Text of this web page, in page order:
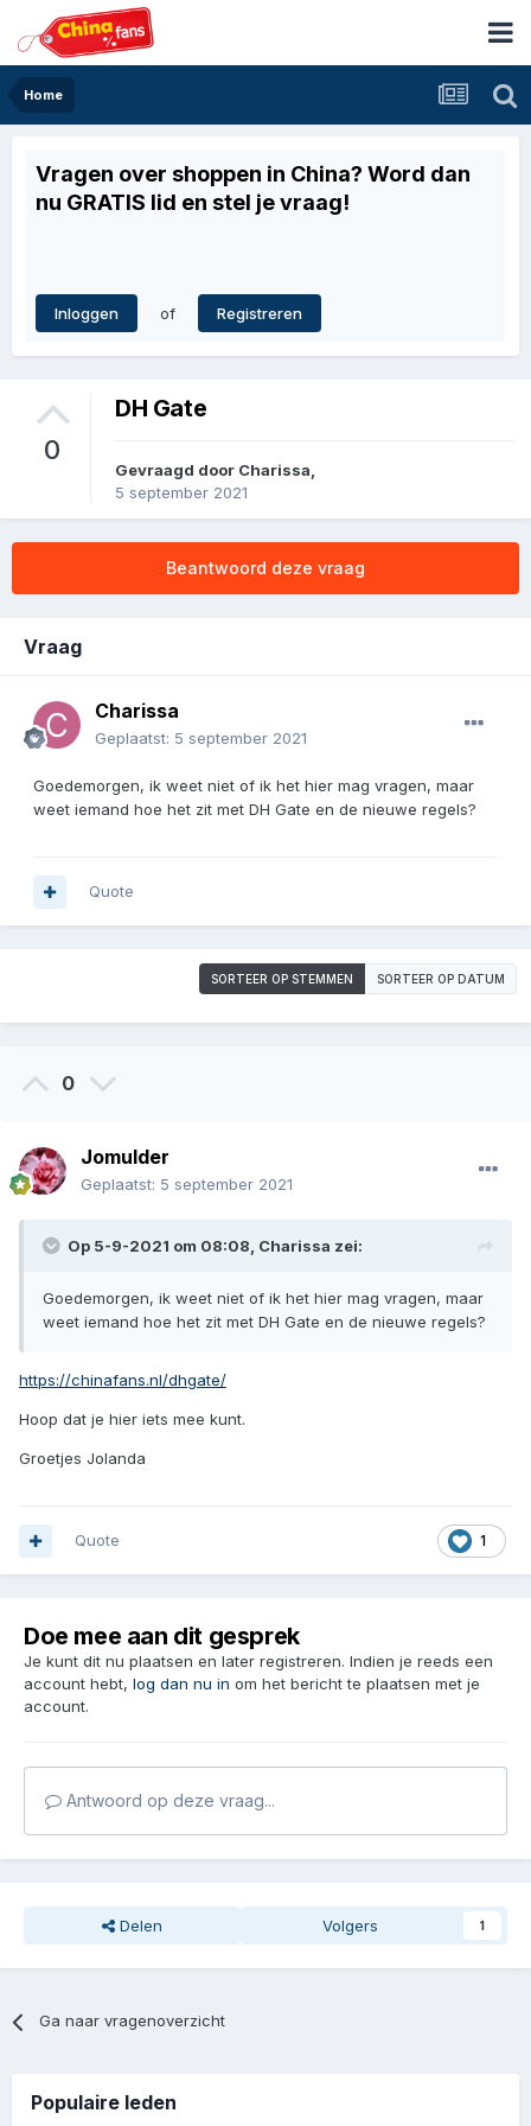
Home
Vragen over shoppen in China? Word dan
nu GRATIS lid en stel je vraag!
Inloggen of Registreren
0
DH Gate
Gevraagd door Charissa,
5 september 2021
Beantwoord deze vraag
Vraag
Charissa
Geplaatst: 5 september 2021
Goedemorgen, ik weet niet of ik het hier mag vragen, maar
weet iemand hoe het zit met DH Gate en de nieuwe regels?
Quote
SORTEER OP STEMMEN SORTEER OP DATUM
0
Jomulder
Geplaatst: 5 september 2021
Op 5-9-2021 om 08:08, Charissa zei:
Goedemorgen, ik weet niet of ik het hier mag vragen, maar
weet iemand hoe het zit met DH Gate en de nieuwe regels?
https://chinafans.nl/dhgate/
Hoop dat je hier iets mee kunt.
Groetjes Jolanda
1
Quote
Doe mee aan dit gesprek
Je kunt dit nu plaatsen en later registreren. Indien je reeds een
account hebt, log dan nu in om het bericht te plaatsen met je
account.
Antwoord op deze vraag...
Delen Volgers 1
Ga naar vragenoverzicht
Populaire leden